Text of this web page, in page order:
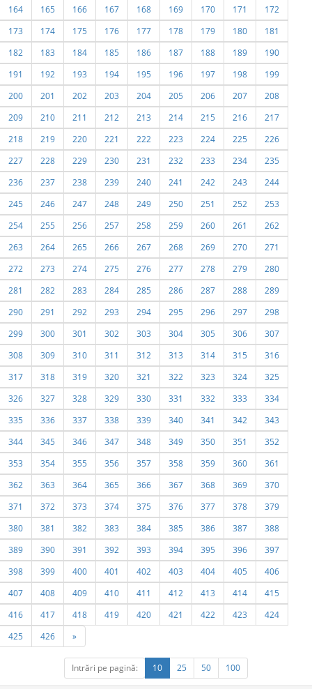
164
165 166 167 168 169 170 171
172
173
174 175 176 177 178 179 180
181
182
183 184 185 186 187 188 189
190
191
192 193 194 195 196 197 198
199
200
201 202 203 204 205 206 207
208
209
210 211 212 213 214 215 216
217
218
219 220 221 222 223 224 225
226
227
228 229 230 231 232 233 234
235
236
237 238 239 240 241 242 243
244
245
246 247 248 249 250 251 252
253
254
255 256 257 258 259 260 261
262
263
264 265 266 267 268 269 270
271
272
273 274 275 276 277 278 279
280
281
282 283 284 285 286 287 288
289
290
291 292 293 294 295 296 297
298
299
300 301 302 303 304 305 306
307
308
309 310 311 312 313 314 315
316
317
318 319 320 321 322 323 324
325
326
327 328 329 330 331 332 333
334
335
336 337 338 339 340 341 342
343
344
345 346 347 348 349 350 351
352
353
354 355 356 357 358 359 360
361
362
363 364 365 366 367 368 369
370
371
372 373 374 375 376 377 378
379
380
381 382 383 384 385 386 387
388
389
390 391 392 393 394 395 396
397
398
399 400 401 402 403 404 405
406
407
408 409 410 411 412 413 414
415
416
417 418 419 420 421 422 423
424
425
426 »
Intrări pe pagină: 10 25 50 100